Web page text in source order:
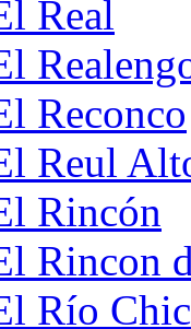
Real
Reconco
Reul
Rincón
Rincon
Río